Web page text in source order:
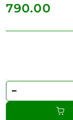
cena:
790.00
Ilość